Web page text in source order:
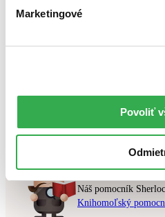
Marketingové
Povoliť
Najdrahšie
Skúste prosím zmeniť vyhľadávaný
Chcete poradiť
Náš pomocník
Knihomoľský